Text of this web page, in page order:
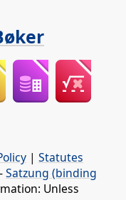
| Statutes
-Satzung (binding
Unless